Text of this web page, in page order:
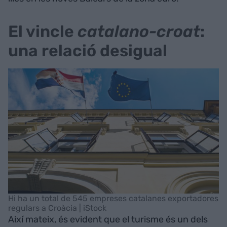
El vincle catalano-croat:
una relació desigual
Hi ha un total de 545 empreses catalanes exportadores
regulars a Croàcia | iStock
Així mateix, és evident que el turisme és un dels